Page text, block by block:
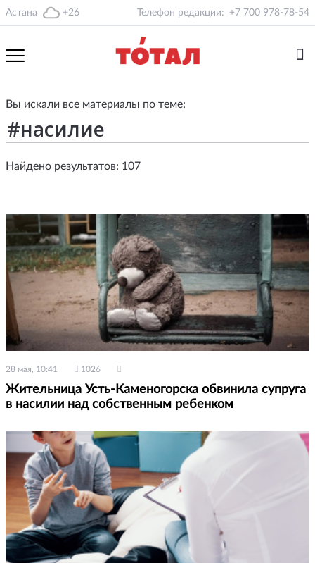
Астана +26 Телефон редакции: +7 700 978-78-54
Вы искали все материалы по теме:
Найдено результатов: 107
28 мая, 10:41 1026
Жительница Усть-Каменогорска обвинила супруга
в насилии над собственным ребенком